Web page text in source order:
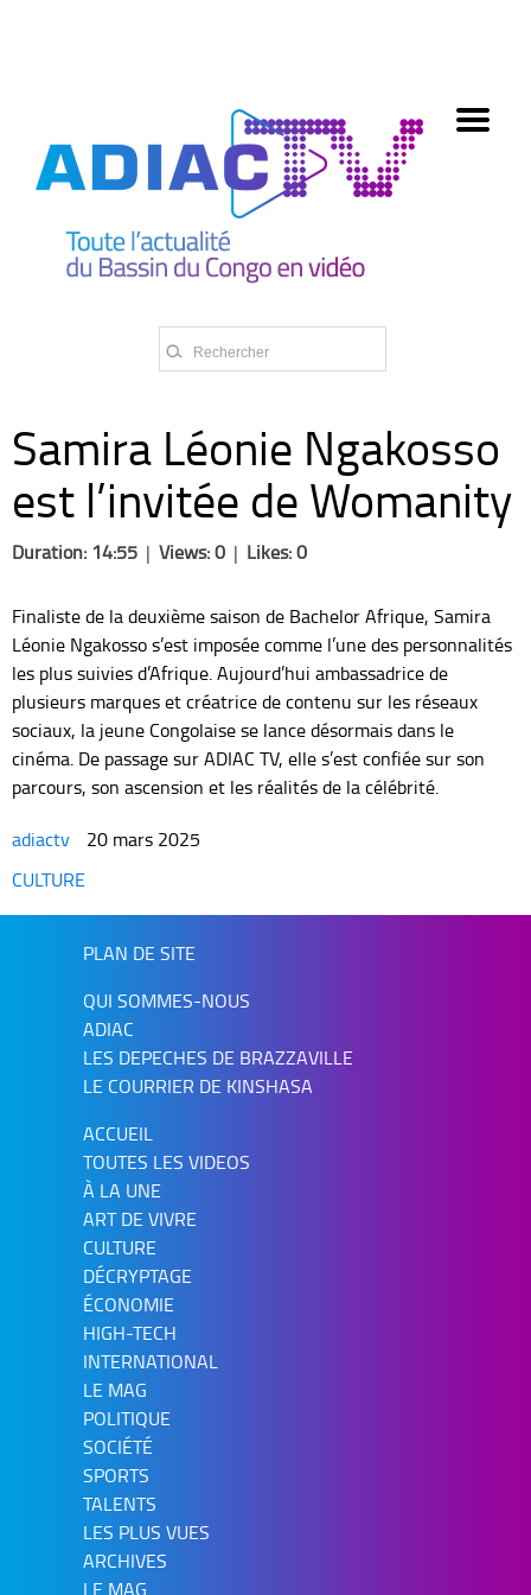
Samira Léonie Ngakosso
est l’invitée de Womanity
Duration: 14:55 | Views: 0 | Likes: 0
Finaliste de la deuxième saison de Bachelor Afrique, Samira
Léonie Ngakosso s’est imposée comme l’une des personnalités
les plus suivies d’Afrique. Aujourd’hui ambassadrice de
plusieurs marques et créatrice de contenu sur les réseaux
sociaux, la jeune Congolaise se lance désormais dans le
cinéma. De passage sur ADIAC TV, elle s’est confiée sur son
parcours, son ascension et les réalités de la célébrité.
adiactv
20 mars 2025
Categories
CULTURE
PLAN DE SITE
QUI SOMMES-NOUS
ADIAC
LES DEPECHES DE BRAZZAVILLE
LE COURRIER DE KINSHASA
ACCUEIL
TOUTES LES VIDEOS
À LA UNE
ART DE VIVRE
CULTURE
DÉCRYPTAGE
ÉCONOMIE
HIGH-TECH
INTERNATIONAL
LE MAG
POLITIQUE
SOCIÉTÉ
SPORTS
TALENTS
LES PLUS VUES
ARCHIVES
LE MAG